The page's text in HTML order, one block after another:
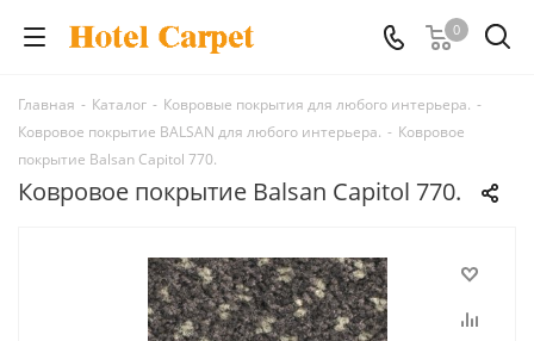
0
Главная - Каталог - Ковровые покрытия для любого интерьера. -
Ковровое покрытие BALSAN для любого интерьера. - Ковровое
покрытие Balsan Capitol 770.
Ковровое покрытие Balsan Capitol 770.